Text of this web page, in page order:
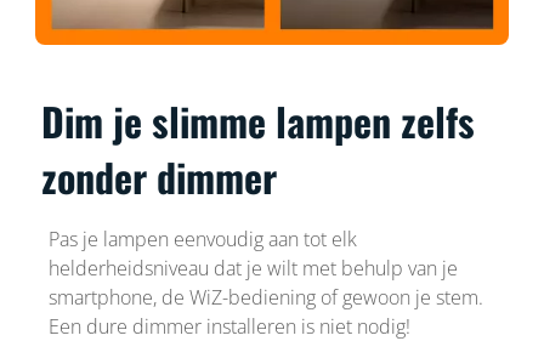
Dim je slimme lampen zelfs
zonder dimmer
Pas je lampen eenvoudig aan tot elk
helderheidsniveau dat je wilt met behulp van je
smartphone, de WiZ-bediening of gewoon je stem.
Een dure dimmer installeren is niet nodig!